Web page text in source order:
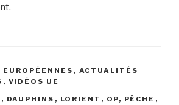
, ACTUALITÉS
, VIDÉOS UE
, DAUPHINS , LORIENT , OP, PÊCHE ,